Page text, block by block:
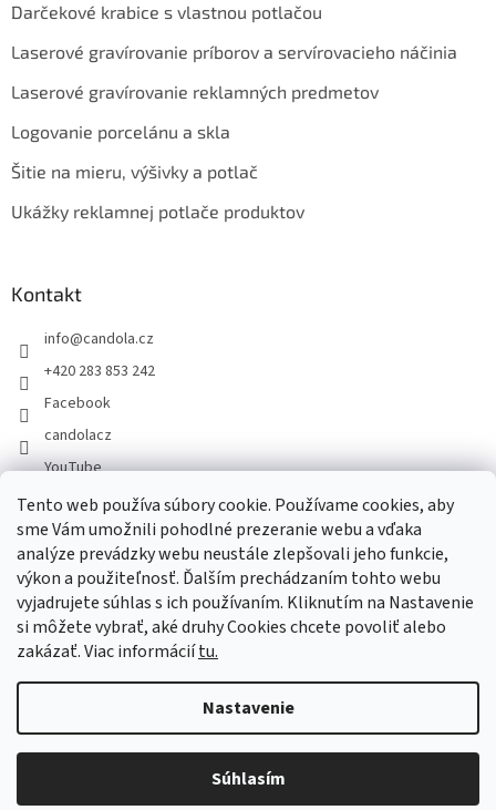
Tento web používa súbory cookie. Používame cookies, aby
sme Vám umožnili pohodlné prezeranie webu a vďaka
analýze prevádzky webu neustále zlepšovali jeho funkcie,
výkon a použiteľnosť. Ďalším prechádzaním tohto webu
vyjadrujete súhlas s ich používaním. Kliknutím na Nastavenie
si môžete vybrať, aké druhy Cookies chcete povoliť alebo
zakázať. Viac informáciítu.
Nastavenie
Súhlasím
Darčekové krabice s vlastnou potlačou
Laserové gravírovanie príborov a servírovacieho náčinia
Laserové gravírovanie reklamných predmetov
Logovanie porcelánu a skla
Šitie na mieru, výšivky a potlač
Ukážky reklamnej potlače produktov
Kontakt
info@candola.cz
+420 283 853 242
Facebook
candolacz
YouTube
Prijímame online platby
Copyright 2026GASTRO HOLDING CANDOLA, s. r. o.. Všetky práva
Upraviť nastavenie cookies